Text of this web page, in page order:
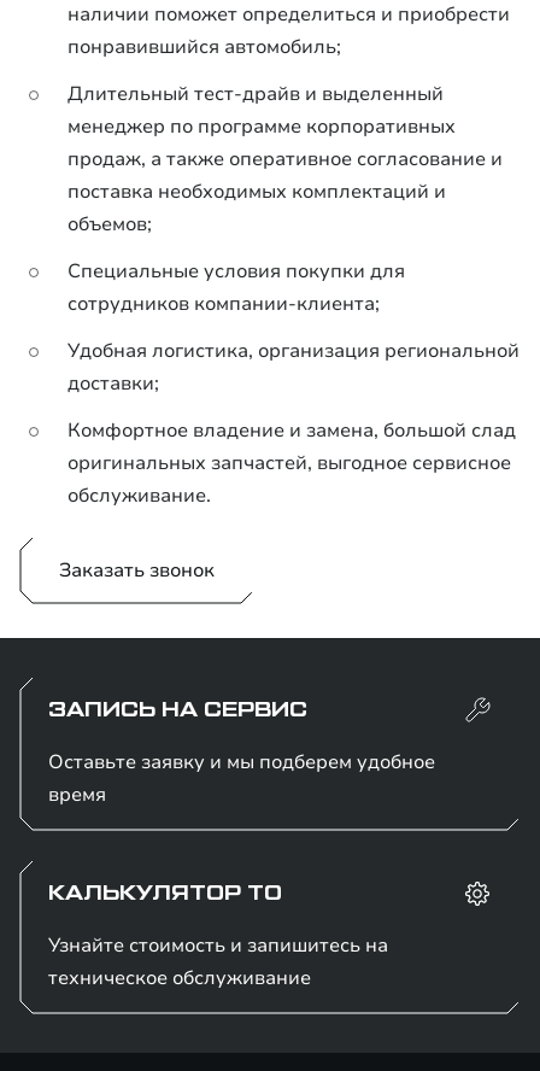
наличии поможет определиться и приобрести
понравившийся автомобиль;
Длительный тест-драйв и выделенный
менеджер по программе корпоративных
продаж, а также оперативное согласование и
поставка необходимых комплектаций и
объемов;
Специальные условия покупки для
сотрудников компании-клиента;
Удобная логистика, организация региональной
доставки;
Комфортное владение и замена, большой слад
оригинальных запчастей, выгодное сервисное
обслуживание.
Заказать звонок
ЗАПИСЬ НА СЕРВИС
Оставьте заявку и мы подберем удобное
время
КАЛЬКУЛЯТОР ТО
Узнайте стоимость и запишитесь на
техническое обслуживание